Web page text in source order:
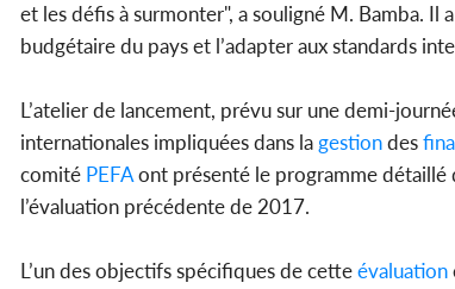
et les défis à surmonter", a souligné M. Bamba. Il
budgétaire du pays et l’adapter aux standards
L’atelier de lancement, prévu sur une demi-
internationales impliquées dans lagestiondes
comité PEFAont présenté le programme détaillé
l’évaluation précédente de 2017.
L’un des objectifs spécifiques de cetteévaluation